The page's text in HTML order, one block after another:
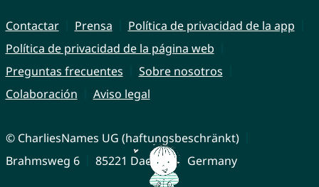
Contactar Prensa
Política de privacidad de la app
Política de privacidad de la página web
Preguntas frecuentes
Sobre nosotros
Colaboración
Aviso legal
© CharliesNames UG (haftungsbeschränkt)
Brahmsweg 6
85221 Dachau Germany